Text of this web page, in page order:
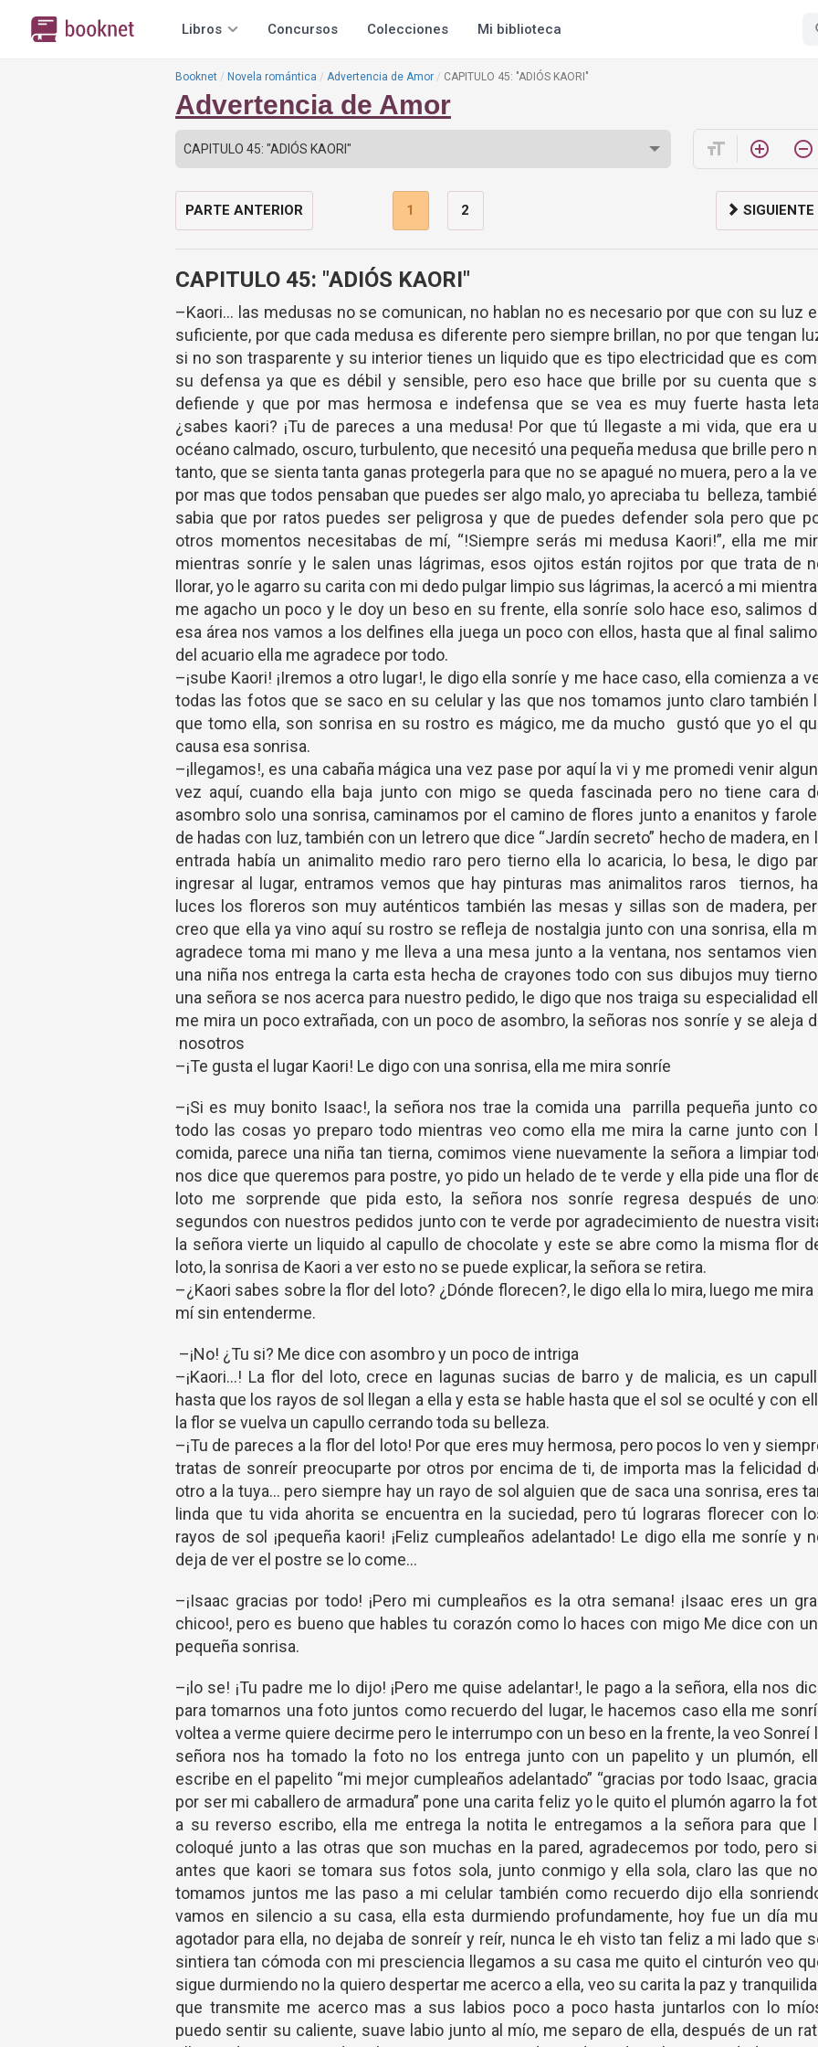
Libros Concursos Colecciones Mi biblioteca
Booknet Novela romántica Advertencia de Amor CAPITULO 45: "ADIÓS KAORI"
Advertencia de Amor
format_size add_circle_outline remove_circle_outline
PARTE ANTERIOR 1 2 SIGUIENTE
CAPITULO 45: "ADIÓS KAORI"
–Kaori… las medusas no se comunican, no hablan no es necesario por que con su luz
suficiente, por que cada medusa es diferente pero siempre brillan, no por que tengan
si no son trasparente y su interior tienes un liquido que es tipo electricidad que es
su defensa ya que es débil y sensible, pero eso hace que brille por su cuenta que
defiende y que por mas hermosa e indefensa que se vea es muy fuerte hasta
¿sabes kaori? ¡Tu de pareces a una medusa! Por que tú llegaste a mi vida, que era
océano calmado, oscuro, turbulento, que necesitó una pequeña medusa que brille pero
tanto, que se sienta tanta ganas protegerla para que no se apagué no muera, pero a la
por mas que todos pensaban que puedes ser algo malo, yo apreciaba tu belleza,
sabia que por ratos puedes ser peligrosa y que de puedes defender sola pero que
otros momentos necesitabas de mí, “!Siempre serás mi medusa Kaori!”, ella me
mientras sonríe y le salen unas lágrimas, esos ojitos están rojitos por que trata de
llorar, yo le agarro su carita con mi dedo pulgar limpio sus lágrimas, la acercó a mi
me agacho un poco y le doy un beso en su frente, ella sonríe solo hace eso, salimos
esa área nos vamos a los delfines ella juega un poco con ellos, hasta que al final
del acuario ella me agradece por todo.
–¡sube Kaori! ¡Iremos a otro lugar!, le digo ella sonríe y me hace caso, ella comienza a
todas las fotos que se saco en su celular y las que nos tomamos junto claro también
que tomo ella, son sonrisa en su rostro es mágico, me da mucho gustó que yo el
causa esa sonrisa.
–¡llegamos!, es una cabaña mágica una vez pase por aquí la vi y me promedi venir
vez aquí, cuando ella baja junto con migo se queda fascinada pero no tiene cara
asombro solo una sonrisa, caminamos por el camino de flores junto a enanitos y
de hadas con luz, también con un letrero que dice “Jardín secreto” hecho de madera, en
entrada había un animalito medio raro pero tierno ella lo acaricia, lo besa, le digo
ingresar al lugar, entramos vemos que hay pinturas mas animalitos raros tiernos,
luces los floreros son muy auténticos también las mesas y sillas son de madera,
creo que ella ya vino aquí su rostro se refleja de nostalgia junto con una sonrisa, ella
agradece toma mi mano y me lleva a una mesa junto a la ventana, nos sentamos
una niña nos entrega la carta esta hecha de crayones todo con sus dibujos muy
una señora se nos acerca para nuestro pedido, le digo que nos traiga su especialidad
me mira un poco extrañada, con un poco de asombro, la señoras nos sonríe y se aleja
nosotros
–¡Te gusta el lugar Kaori! Le digo con una sonrisa, ella me mira sonríe
–¡Si es muy bonito Isaac!, la señora nos trae la comida una parrilla pequeña junto
todo las cosas yo preparo todo mientras veo como ella me mira la carne junto con
comida, parece una niña tan tierna, comimos viene nuevamente la señora a limpiar
nos dice que queremos para postre, yo pido un helado de te verde y ella pide una flor
loto me sorprende que pida esto, la señora nos sonríe regresa después de
segundos con nuestros pedidos junto con te verde por agradecimiento de nuestra
la señora vierte un liquido al capullo de chocolate y este se abre como la misma flor
loto, la sonrisa de Kaori a ver esto no se puede explicar, la señora se retira.
–¿Kaori sabes sobre la flor del loto? ¿Dónde florecen?, le digo ella lo mira, luego me mira
mí sin entenderme.
–¡No! ¿Tu si? Me dice con asombro y un poco de intriga
–¡Kaori…! La flor del loto, crece en lagunas sucias de barro y de malicia, es un
hasta que los rayos de sol llegan a ella y esta se hable hasta que el sol se oculté y con
la flor se vuelva un capullo cerrando toda su belleza.
–¡Tu de pareces a la flor del loto! Por que eres muy hermosa, pero pocos lo ven y
tratas de sonreír preocuparte por otros por encima de ti, de importa mas la felicidad
otro a la tuya… pero siempre hay un rayo de sol alguien que de saca una sonrisa, eres
linda que tu vida ahorita se encuentra en la suciedad, pero tú lograras florecer con
rayos de sol ¡pequeña kaori! ¡Feliz cumpleaños adelantado! Le digo ella me sonríe y
deja de ver el postre se lo come…
–¡Isaac gracias por todo! ¡Pero mi cumpleaños es la otra semana! ¡Isaac eres un
chicoo!, pero es bueno que hables tu corazón como lo haces con migo Me dice con
pequeña sonrisa.
–¡lo se! ¡Tu padre me lo dijo! ¡Pero me quise adelantar!, le pago a la señora, ella nos
para tomarnos una foto juntos como recuerdo del lugar, le hacemos caso ella me
voltea a verme quiere decirme pero le interrumpo con un beso en la frente, la veo Sonreí
señora nos ha tomado la foto no los entrega junto con un papelito y un plumón,
escribe en el papelito “mi mejor cumpleaños adelantado” “gracias por todo Isaac,
por ser mi caballero de armadura” pone una carita feliz yo le quito el plumón agarro la
a su reverso escribo, ella me entrega la notita le entregamos a la señora para que
coloqué junto a las otras que son muchas en la pared, agradecemos por todo, pero
antes que kaori se tomara sus fotos sola, junto conmigo y ella sola, claro las que
tomamos juntos me las paso a mi celular también como recuerdo dijo ella
vamos en silencio a su casa, ella esta durmiendo profundamente, hoy fue un día
agotador para ella, no dejaba de sonreír y reír, nunca le eh visto tan feliz a mi lado que
sintiera tan cómoda con mi presciencia llegamos a su casa me quito el cinturón veo
sigue durmiendo no la quiero despertar me acerco a ella, veo su carita la paz y
que transmite me acerco mas a sus labios poco a poco hasta juntarlos con lo
puedo sentir su caliente, suave labio junto al mío, me separo de ella, después de un